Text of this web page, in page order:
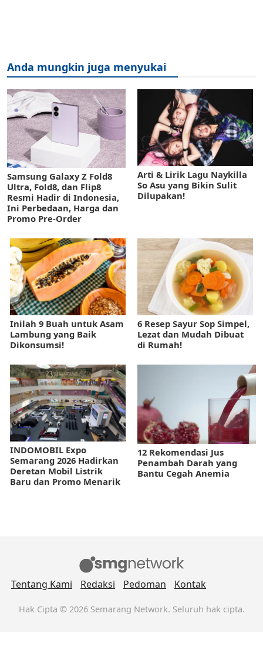
Anda mungkin juga menyukai
Samsung Galaxy Z Fold8
Ultra, Fold8, dan Flip8
Resmi Hadir di Indonesia,
Ini Perbedaan, Harga dan
Promo Pre-Order
Arti & Lirik Lagu Naykilla
So Asu yang Bikin Sulit
Dilupakan!
Inilah 9 Buah untuk Asam
Lambung yang Baik
Dikonsumsi!
6 Resep Sayur Sop Simpel,
Lezat dan Mudah Dibuat
di Rumah!
INDOMOBIL Expo
Semarang 2026 Hadirkan
Deretan Mobil Listrik
Baru dan Promo Menarik
12 Rekomendasi Jus
Penambah Darah yang
Bantu Cegah Anemia
Tentang Kami Redaksi Pedoman Kontak
Hak Cipta © 2026 Semarang Network. Seluruh hak cipta.